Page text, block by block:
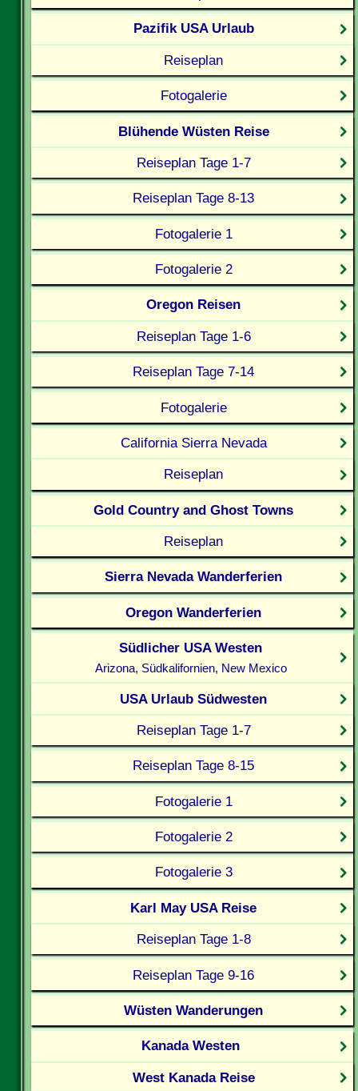
Pazifik USA Urlaub
Reiseplan
Fotogalerie
Blühende Wüsten Reise
Reiseplan Tage 1-7
Reiseplan Tage 8-13
Fotogalerie 1
Fotogalerie 2
Oregon Reisen
Reiseplan Tage 1-6
Reiseplan Tage 7-14
Fotogalerie
California Sierra Nevada
Reiseplan
Gold Country and Ghost Towns
Reiseplan
Sierra Nevada Wanderferien
Oregon Wanderferien
Südlicher USA Westen
Arizona, Südkalifornien, New Mexico
USA Urlaub Südwesten
Reiseplan Tage 1-7
Reiseplan Tage 8-15
Fotogalerie 1
Fotogalerie 2
Fotogalerie 3
Karl May USA Reise
Reiseplan Tage 1-8
Reiseplan Tage 9-16
Wüsten Wanderungen
Kanada Westen
West Kanada Reise